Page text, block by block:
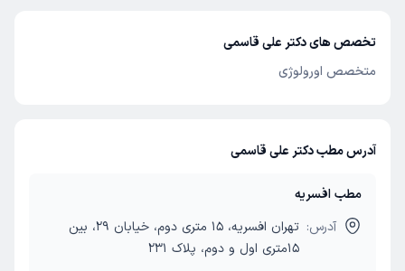
تخصص های دکتر علی قاسمی
متخصص اورولوژی
آدرس مطب دکتر علی قاسمی
مطب افسریه
آدرس:
تهران افسریه، 15 متری دوم، خیابان 29، بین
15متری اول و دوم، پلاک 231